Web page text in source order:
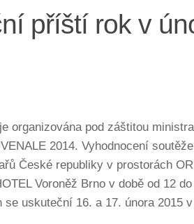
příští rok v
organizována pod záštitou
2014. Vyhodnocení
České republiky v prostorách
Voroněž Brno v době od 12
uskuteční 16. a 17. února 2015